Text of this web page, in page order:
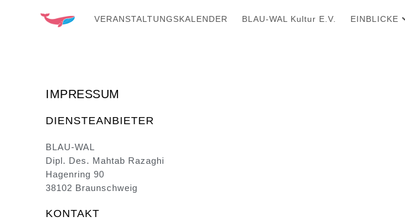
VERANSTALTUNGSKALENDER BLAU-WAL Kultur E.V. EINBLICKE
IMPRESSUM
DIENSTEANBIETER
BLAU-WAL
Dipl. Des. Mahtab Razaghi
Hagenring 90
38102 Braunschweig
KONTAKT